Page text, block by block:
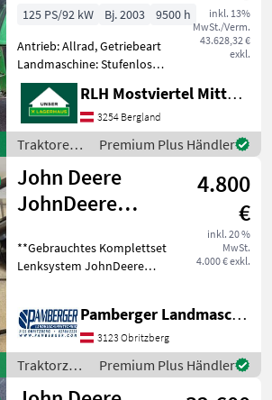
inkl. 13%
MwSt./Verm.
43.628,32 €
exkl.
125 PS/92 kW Bj. 2003
9500 h
Antrieb: Allrad, Getriebeart
Landmaschine: Stufenloses
Getriebe, Plattform: Kabine,
Zapfwellendrehzahl:
540/540E/1000,
Höchstgeschwindigkeit in
km/h: 50 km/h, Aufladung:
RLH Mostviertel Mitte - Standort BERGLAND
3254 Bergland
Traktoren /
John Deere
Premium Plus Händler
John Deere
JohnDeere
Autotrac 200
Universal mit
4.800
€
inkl. 20 %
MwSt.
4.000 € exkl.
**Gebrauchtes Komplettset
Lenksystem JohnDeere
Starfire 3000 auf SF1
-)GreenStar 1800 Display
-)Lenkradmotor
Pamberger Landmaschinentechnik GmbH
3123 Obritzberg
Traktorzubehör
/ John
Premium Plus Händler